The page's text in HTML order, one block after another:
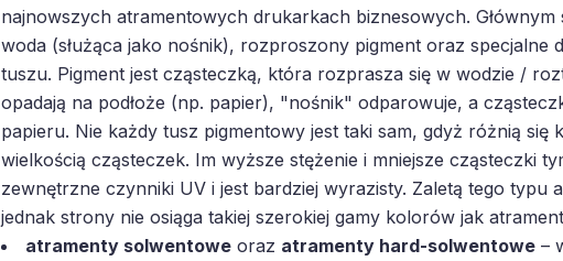
najnowszych atramentowych drukarkach biznesowych. Głównym
woda (służąca jako nośnik), rozproszony pigment oraz specjalne
tuszu. Pigment jest cząsteczką, która rozprasza się w wodzie /
opadają na podłoże (np. papier), "nośnik" odparowuje, a
papieru. Nie każdy tusz pigmentowy jest taki sam, gdyż różnią
wielkością cząsteczek. Im wyższe stężenie i mniejsze cząsteczki
zewnętrzne czynniki UV i jest bardziej wyrazisty. Zaletą tego typu
jednak strony nie osiąga takiej szerokiej gamy kolorów jak
atramenty solwentoweoraz atramenty hard-solwentowe–